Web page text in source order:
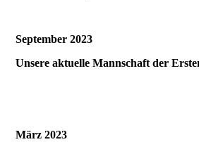
September 2023
Unsere aktuelle Mannschaft der
März 2023